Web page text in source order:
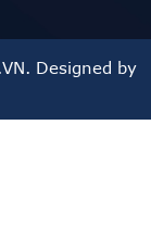
Designed by